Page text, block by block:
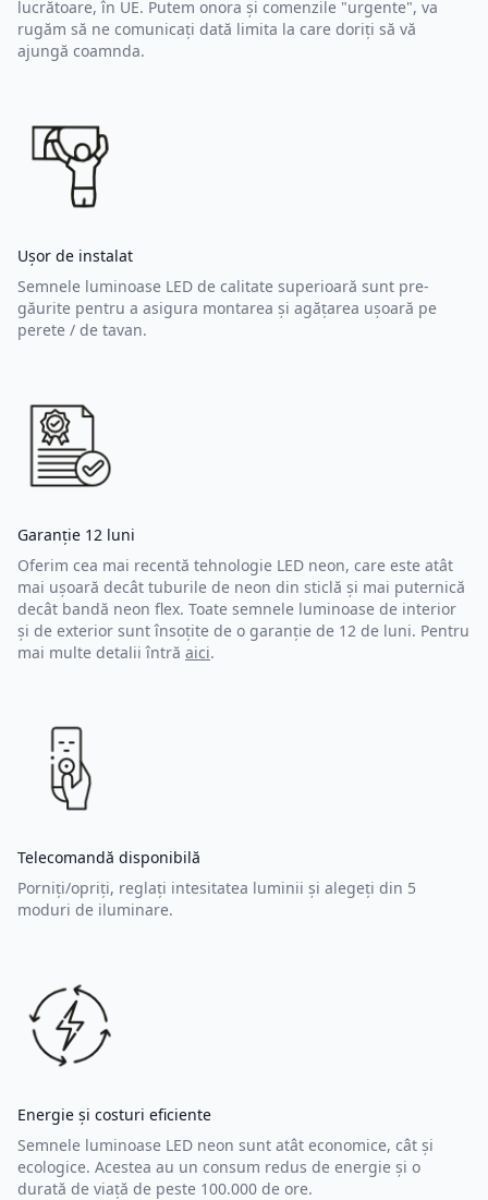
lucrătoare, în UE. Putem onora și comenzile "urgente", va
rugăm să ne comunicați dată limita la care doriți să vă
ajungă coamnda.
Ușor de instalat
Semnele luminoase LED de calitate superioară sunt pre-
găurite pentru a asigura montarea și agățarea ușoară pe
perete / de tavan.
Garanție 12 luni
Oferim cea mai recentă tehnologie LED neon, care este atât
mai ușoară decât tuburile de neon din sticlă și mai puternică
decât bandă neon flex. Toate semnele luminoase de interior
și de exterior sunt însoțite de o garanție de 12 de luni. Pentru
mai multe detalii întră aici.
Telecomandă disponibilă
Porniți/opriți, reglați intesitatea luminii și alegeți din 5
moduri de iluminare.
Energie și costuri eficiente
Semnele luminoase LED neon sunt atât economice, cât și
ecologice. Acestea au un consum redus de energie și o
durată de viață de peste 100.000 de ore.